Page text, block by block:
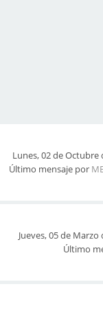
Lunes, 02 de Octubre
Último mensaje por
Jueves, 05 de Marzo
Último